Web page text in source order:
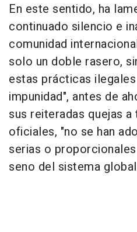
En este sentido, ha
continuado silencio e
comunidad
solo un doble rasero,
estas prácticas
impunidad", antes de
sus reiteradas quejas
oficiales, "no se han
serias o
seno del sistema